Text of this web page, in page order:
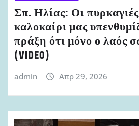
Σπ. Ηλίας: Οι
καλοκαίρι μας
πράξη ότι μόνο ο λαός
(VIDEO)
admin Απρ 29, 2026